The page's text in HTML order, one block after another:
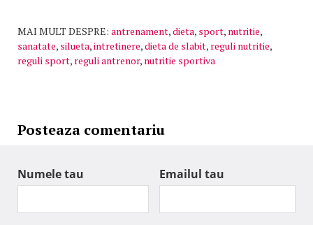
MAI MULT DESPRE: antrenament,dieta, sport, nutritie,
sanatate, silueta,intretinere,dieta de slabit, reguli nutritie,
reguli sport, reguli antrenor, nutritie sportiva
Posteaza comentariu
Numele tau Emailul tau